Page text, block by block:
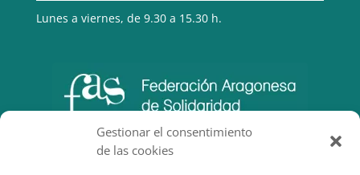
Gestionar el consentimiento
de las cookies
Lunes a viernes, de 9.30 a 15.30 h.